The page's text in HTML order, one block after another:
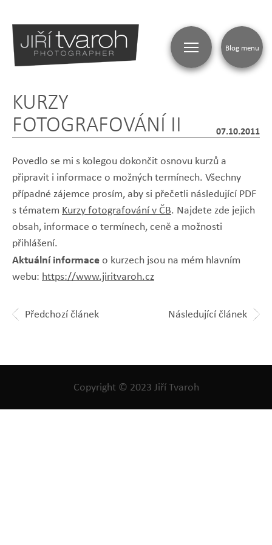
KURZY
FOTOGRAFOVÁNÍ II
07.10.2011
Povedlo se mi s kolegou dokončit osnovu kurzů a
připravit i informace o možných termínech. Všechny
případné zájemce prosím, aby si přečetli následující PDF
s tématem Kurzy fotografování v ČB. Najdete zde jejich
obsah, informace o termínech, ceně a možnosti
přihlášení.
Aktuální informaceo kurzech jsou na mém hlavním
webu: https://www.jiritvaroh.cz
Předchozí článek Následující článek
Blog menu
Copyright © 2023 Jiří Tvaroh